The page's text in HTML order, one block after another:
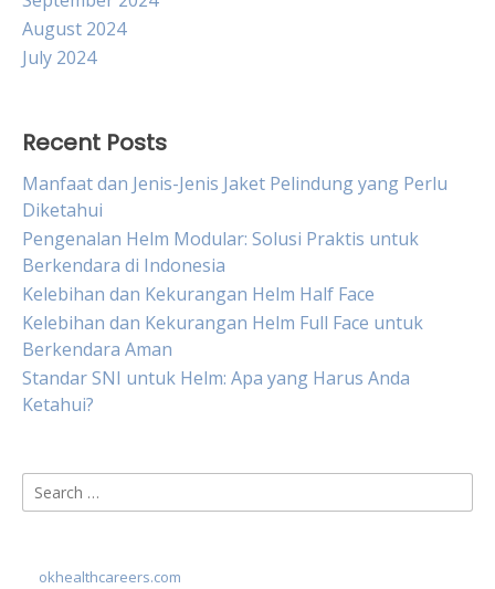
August 2024
July 2024
Recent Posts
Manfaat dan Jenis-Jenis Jaket Pelindung yang Perlu
Diketahui
Pengenalan Helm Modular: Solusi Praktis untuk
Berkendara di Indonesia
Kelebihan dan Kekurangan Helm Half Face
Kelebihan dan Kekurangan Helm Full Face untuk
Berkendara Aman
Standar SNI untuk Helm: Apa yang Harus Anda
Ketahui?
Search
for:
okhealthcareers.com